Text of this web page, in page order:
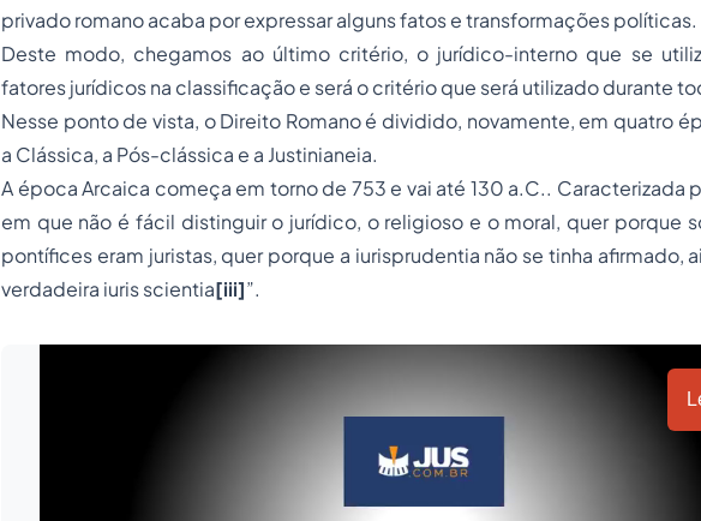
privado romano acaba por expressar alguns fatos e transformações políticas.
Deste modo, chegamos ao último critério, o jurídico-interno que se
fatores jurídicos na classificação e será o critério que será utilizado durante
Nesse ponto de vista, o Direito Romano é dividido, novamente, em quatro
a Clássica, a Pós-clássica e a Justinianeia.
A época Arcaica começa em torno de 753 e vai até 130 a.C.. Caracterizada
em que não é fácil distinguir o jurídico, o religioso e o moral, quer porque
pontífices eram juristas, quer porque a iurisprudentia não se tinha afirmado,
verdadeira iuris scientia[iii]”.